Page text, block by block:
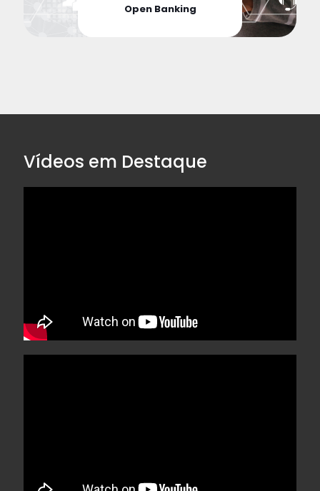
Open Banking
Vídeos em Destaque